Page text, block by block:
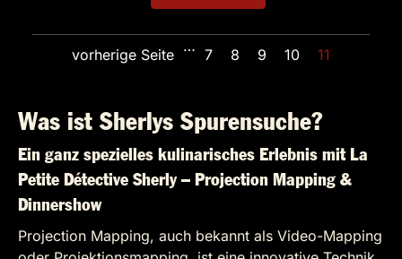
vorherige Seite … 7 8 9 10 11
Was ist Sherlys Spurensuche?
Ein ganz spezielles kulinarisches Erlebnis mit La
Petite Détective Sherly – Projection Mapping &
Dinnershow
Projection Mapping, auch bekannt als Video-Mapping